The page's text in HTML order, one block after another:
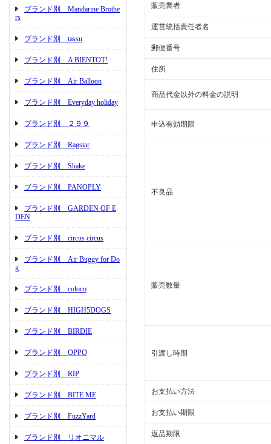
ブランド別 Mandarine Brothe
rs
ブランド別 tassu
ブランド別 A BIENTOT!
ブランド別 Air Balloon
ブランド別 Everyday holiday
ブランド別 ２９９
ブランド別 Ragstar
ブランド別 Shake
ブランド別 PANOPLY
ブランド別 GARDEN OF E
DEN
ブランド別 circus circus
ブランド別 Air Buggy for Do
g
ブランド別 coloco
ブランド別 HIGH5DOGS
ブランド別 BIRDIE
ブランド別 OPPO
ブランド別 RIP
ブランド別 BITE ME
ブランド別 FuzzYard
ブランド別 リオニマル
販売業者
運営統括責任者名
郵便番号
住所
商品代金以外の料金の説明
申込有効期限
不良品
販売数量
引渡し時期
お支払い方法
お支払い期限
返品期限